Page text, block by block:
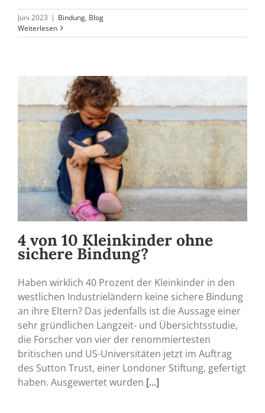
Juni 2023 | Bindung, Blog
Weiterlesen
4 von 10 Kleinkinder ohne
sichere Bindung?
Haben wirklich 40 Prozent der Kleinkinder in den
westlichen Industrieländern keine sichere Bindung
an ihre Eltern? Das jedenfalls ist die Aussage einer
sehr gründlichen Langzeit- und Übersichtsstudie,
die Forscher von vier der renommiertesten
britischen und US-Universitäten jetzt im Auftrag
des Sutton Trust, einer Londoner Stiftung, gefertigt
haben. Ausgewertet wurden [...]